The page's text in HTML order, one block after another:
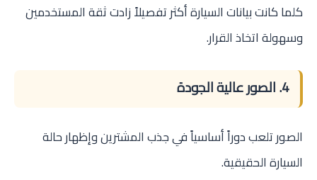
كلما كانت بيانات السيارة أكثر تفصيلاً زادت ثقة المستخدمين
وسهولة اتخاذ القرار.
4. الصور عالية الجودة
الصور تلعب دوراً أساسياً في جذب المشترين وإظهار حالة
السيارة الحقيقية.